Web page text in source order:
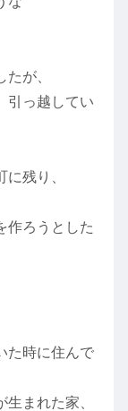
が、
引っ越してい
残り、
作ろうとした
た時に住んで
まれた家、